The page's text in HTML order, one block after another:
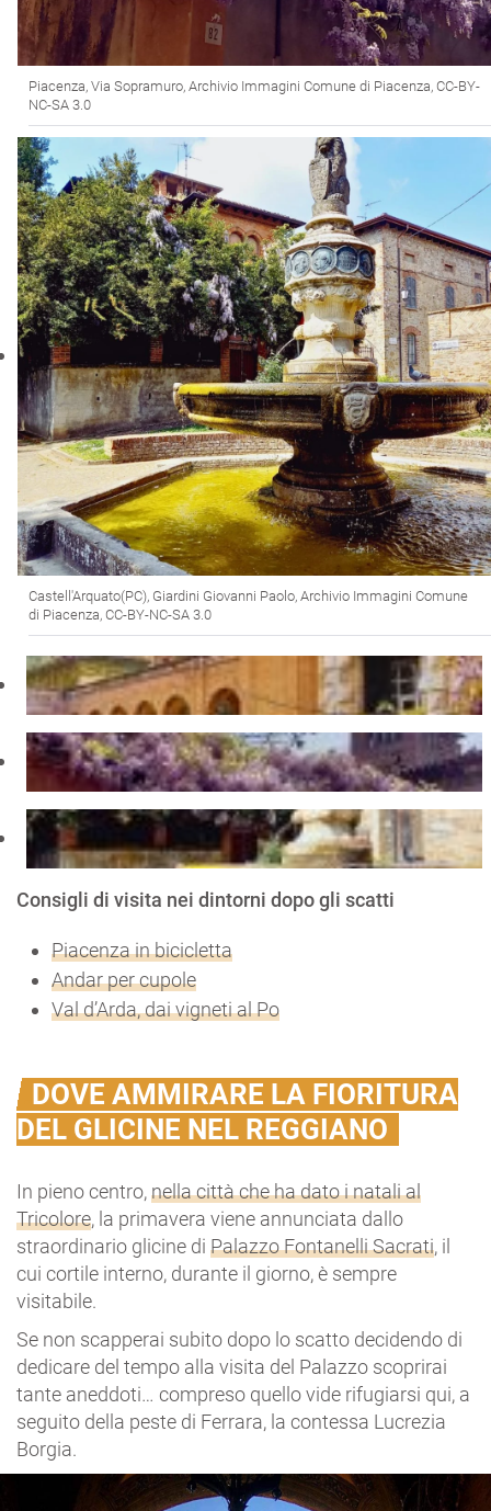
Piacenza, Via Sopramuro, Archivio Immagini Comune di Piacenza, CC-BY-
NC-SA 3.0
Castell'Arquato(PC), Giardini Giovanni Paolo, Archivio Immagini Comune
di Piacenza, CC-BY-NC-SA 3.0
Consigli di visita nei dintorni dopo gli scatti
Piacenza in bicicletta
Andar per cupole
Val d’Arda, dai vigneti al Po
DOVE AMMIRARE LA FIORITURA
DEL GLICINE NEL REGGIANO
In pieno centro,nella città che ha dato i natali al
Tricolore, la primavera viene annunciata dallo
straordinario glicine di Palazzo Fontanelli Sacrati, il
cui cortile interno, durante il giorno, è sempre
visitabile.
Se non scapperai subito dopo lo scatto decidendo di
dedicare del tempo alla visita del Palazzo scoprirai
tante aneddoti… compreso quello vide rifugiarsi qui, a
seguito della peste di Ferrara, la contessa Lucrezia
Borgia.